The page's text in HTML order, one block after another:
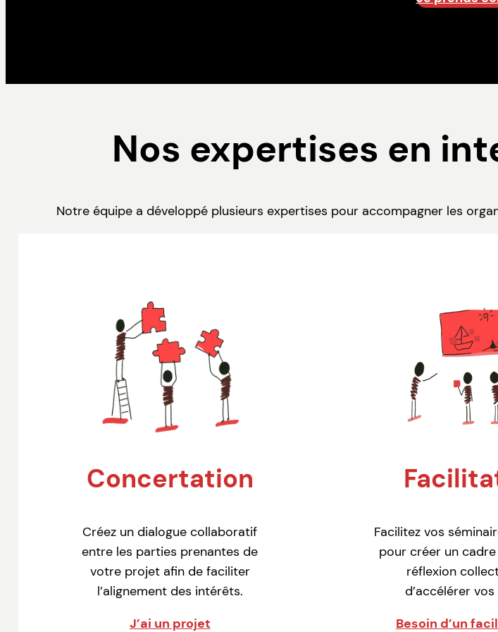
Nos expertises en
Notre équipe a développé plusieurs expertises pour accompagner les
Concertation
Créez un dialogue collaboratif
entre les parties prenantes de
votre projet afin de faciliter
l’alignement des intérêts.
J’ai un projet
Facilitez vos
pour créer un
réflexion
d’accélérer
Besoin d’un